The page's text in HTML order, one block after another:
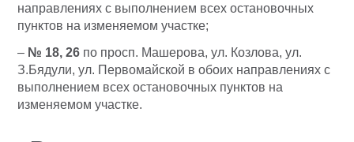
направлениях с выполнением всех остановочных
пунктов на изменяемом участке;
– № 18, 26 по просп. Машерова, ул. Козлова, ул.
З.Бядули, ул. Первомайской в обоих направлениях с
выполнением всех остановочных пунктов на
изменяемом участке.